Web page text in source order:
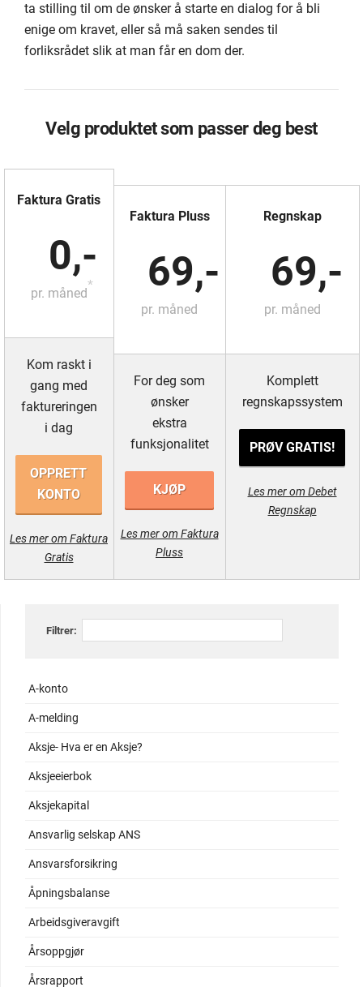
ta stilling til om de ønsker å starte en dialog for å bli
enige om kravet, eller så må saken sendes til
forliksrådet slik at man får en dom der.
Velg produktet som passer deg best
Faktura Gratis
0,-
pr. måned
*
Kom raskt i
gang med
faktureringen
i dag
OPPRETT
KONTO
Les mer om Faktura
Gratis
Faktura Pluss
69,-
pr. måned
For deg som
ønsker
ekstra
funksjonalitet
KJØP
Les mer om Faktura
Pluss
Regnskap
69,-
pr. måned
Komplett
regnskapssystem
PRØV GRATIS!
Les mer om Debet
Regnskap
Filtrer:
A-konto
A-melding
Aksje- Hva er en Aksje?
Aksjeeierbok
Aksjekapital
Ansvarlig selskap ANS
Ansvarsforsikring
Åpningsbalanse
Arbeidsgiveravgift
Årsoppgjør
Årsrapport